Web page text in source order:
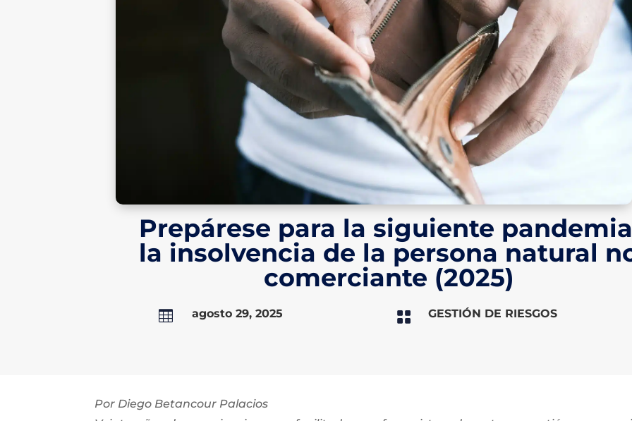
Prepárese para la siguiente
la insolvencia de la persona natural
comerciante (2025)
 agosto 29, 2025  GESTIÓN DE RIESGOS
Por Diego Betancour Palacios